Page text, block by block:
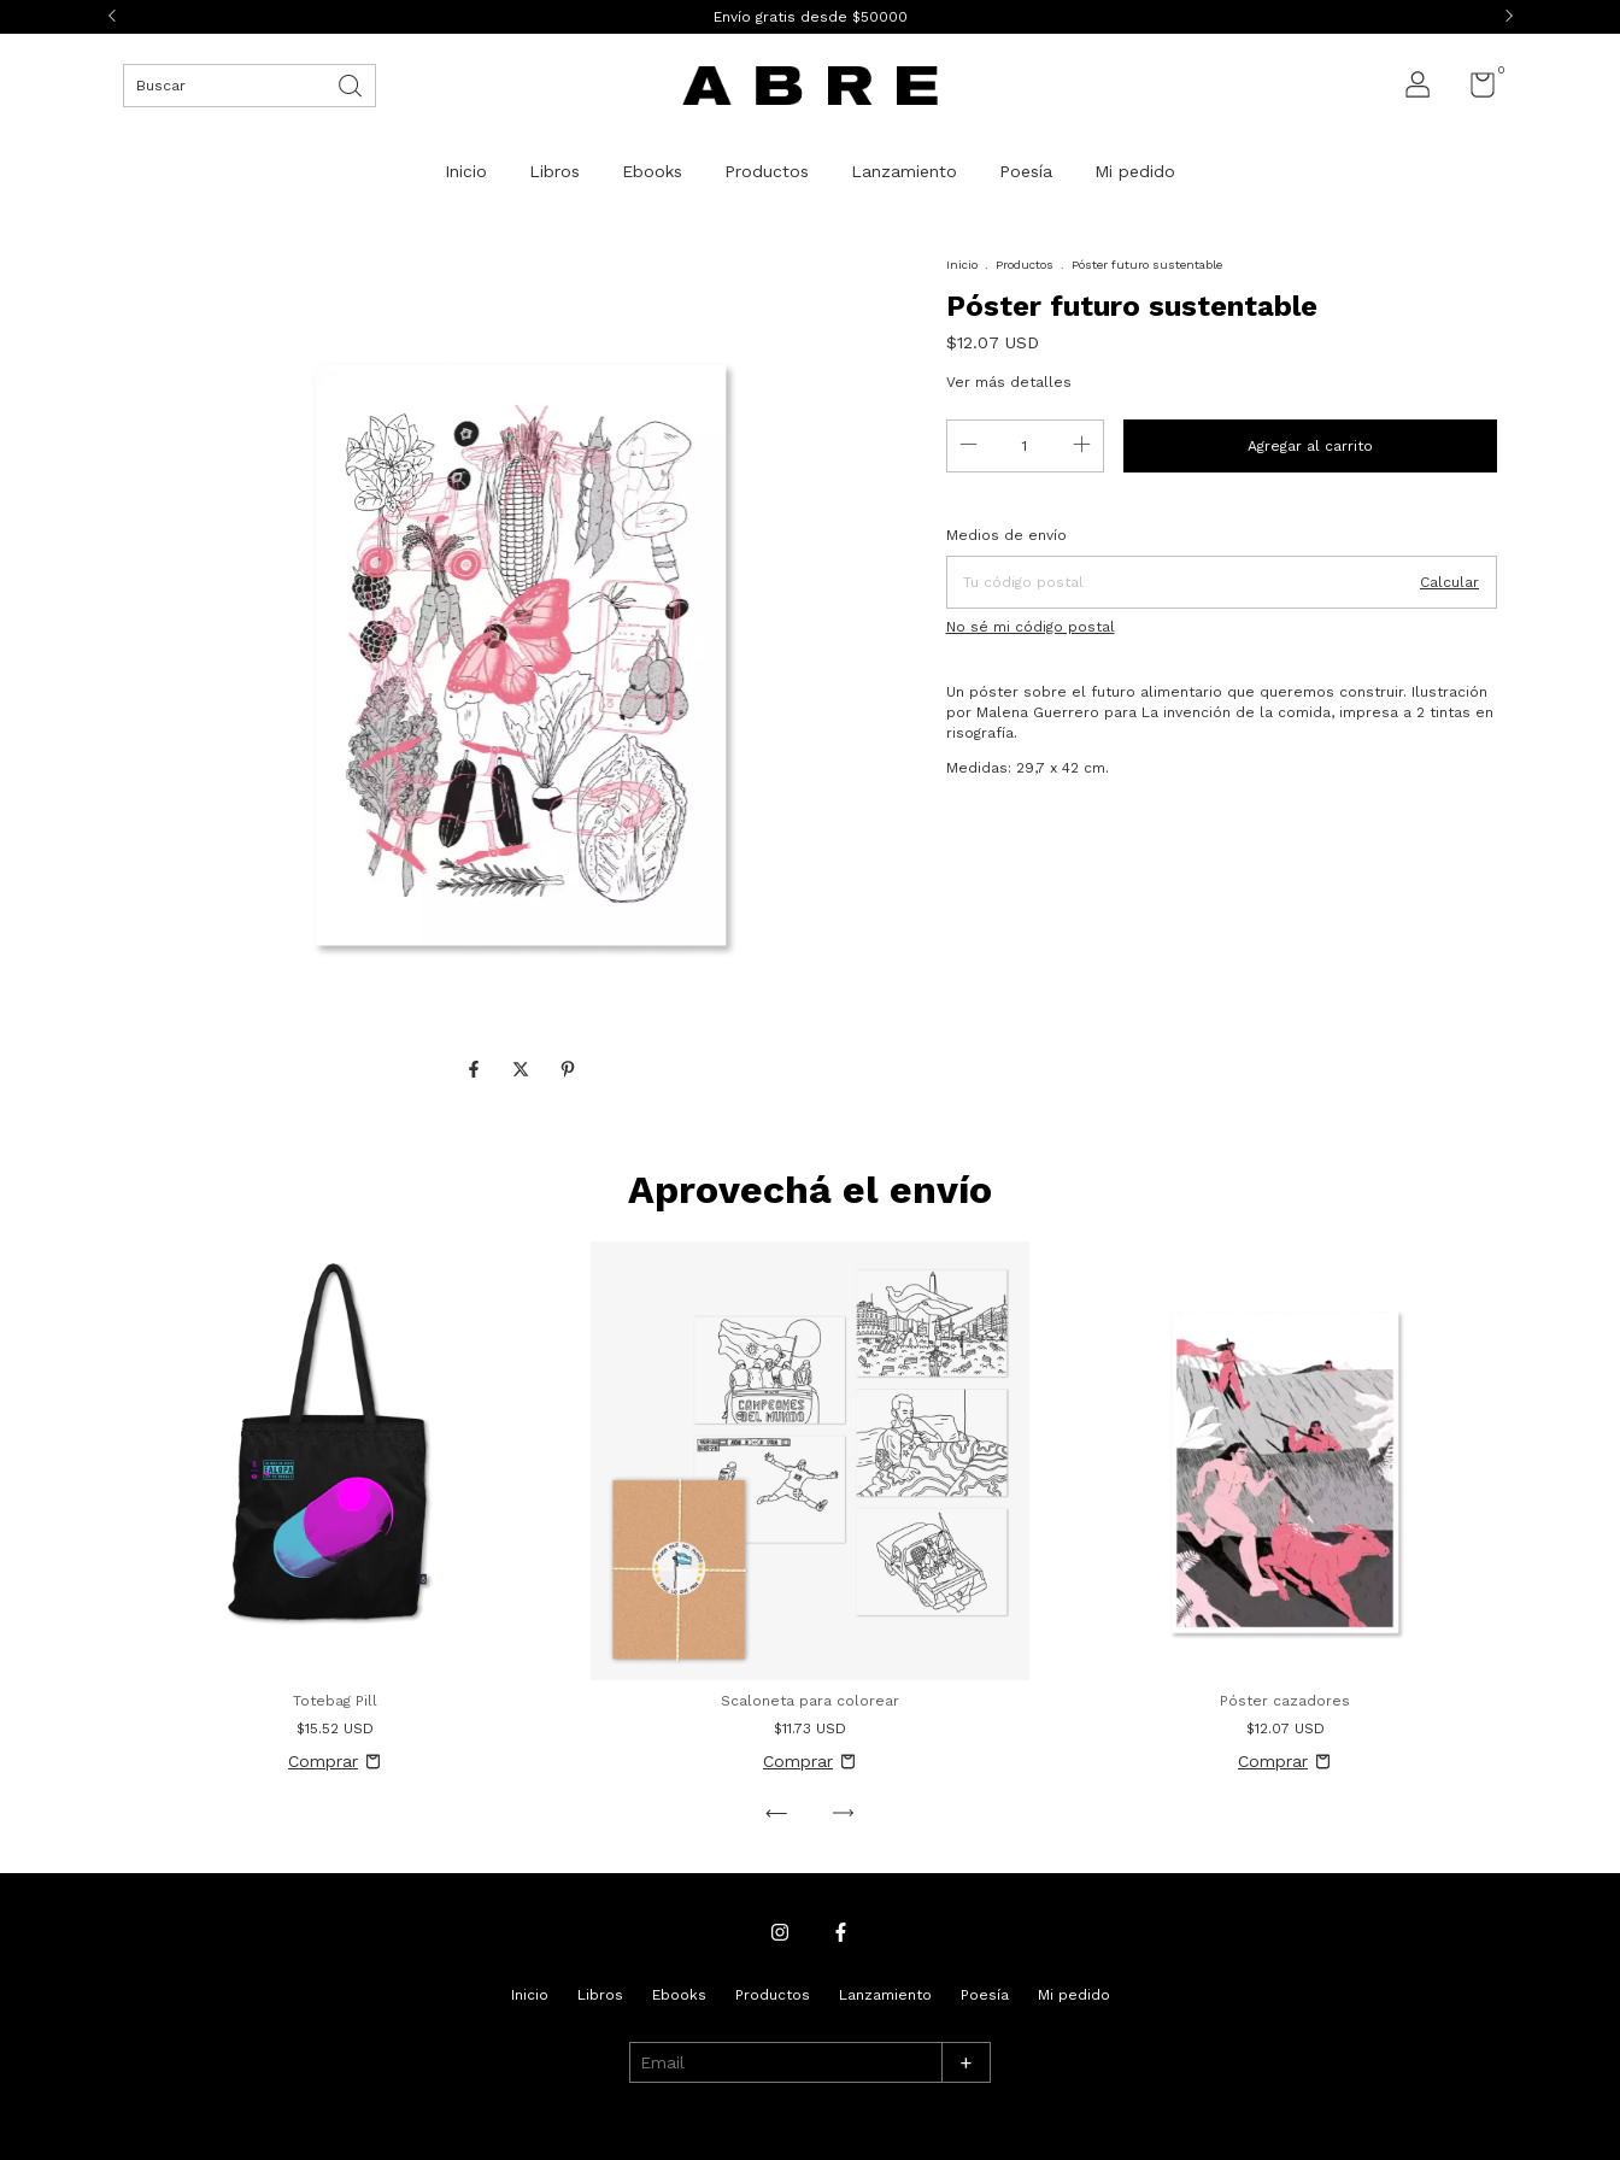
Envío gratis desde $50000
0
Inicio Libros Ebooks Productos Lanzamiento Poesía Mi pedido
Inicio Productos Póster futuro sustentable
Póster futuro sustentable
$12.07 USD
Ver más detalles
Entregas para el CP:
Medios de envío
Calcular
No sé mi código postal
Un póster sobre el futuro alimentario que queremos construir. Ilustración
por Malena Guerrero para La invención de la comida, impresa a 2 tintas en
risografía.
Medidas: 29,7 x 42 cm.
Aprovechá el envío
Totebag Pill
$15.52 USD
Scaloneta para colorear
$11.73 USD
Póster cazadores
$12.07 USD
Inicio Libros Ebooks Productos Lanzamiento Poesía Mi pedido
+